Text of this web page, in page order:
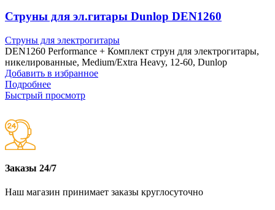
Струны для эл.гитары Dunlop DEN1260
Струны для электрогитары
DEN1260 Performance + Комплект струн для электрогитары,
никелированные, Medium/Extra Heavy, 12-60, Dunlop
Добавить в избранное
Подробнее
Быстрый просмотр
Заказы 24/7
Наш магазин принимает заказы круглосуточно